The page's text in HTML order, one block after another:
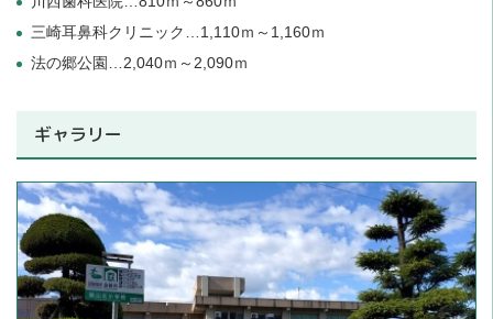
三崎耳鼻科クリニック…1,110ｍ～1,160ｍ
法の郷公園…2,040ｍ～2,090ｍ
ギャラリー